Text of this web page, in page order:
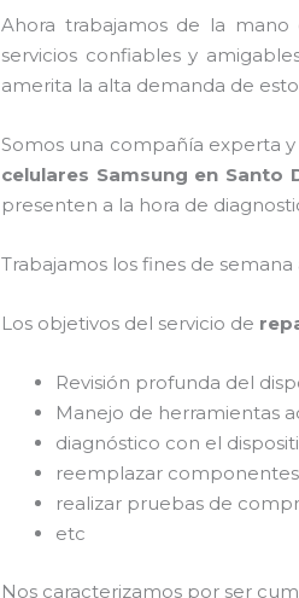
Ahora trabajamos de la
servicios confiables y
amerita la alta demanda de
Somos una compañía experta
celulares Samsung en Santo
presenten a la hora de
Trabajamos los fines de
Los objetivos del servicio de
Revisión profunda del
Manejo de herramientas
diagnóstico con el
reemplazar
realizar pruebas de
etc
Nos caracterizamos por ser